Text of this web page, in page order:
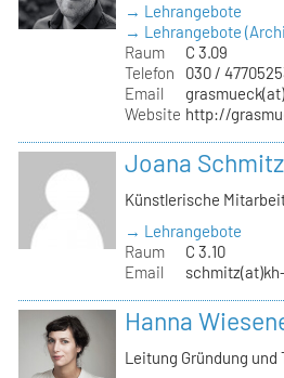
→ Lehrangebote
→ Lehrangebote
Raum
C 3.09
Telefon
030 /
Email
Website http://
Joana Schmitz
Künstlerische
→ Lehrangebote
Raum
C 3.10
Email
Hanna
Leitung Gründung und